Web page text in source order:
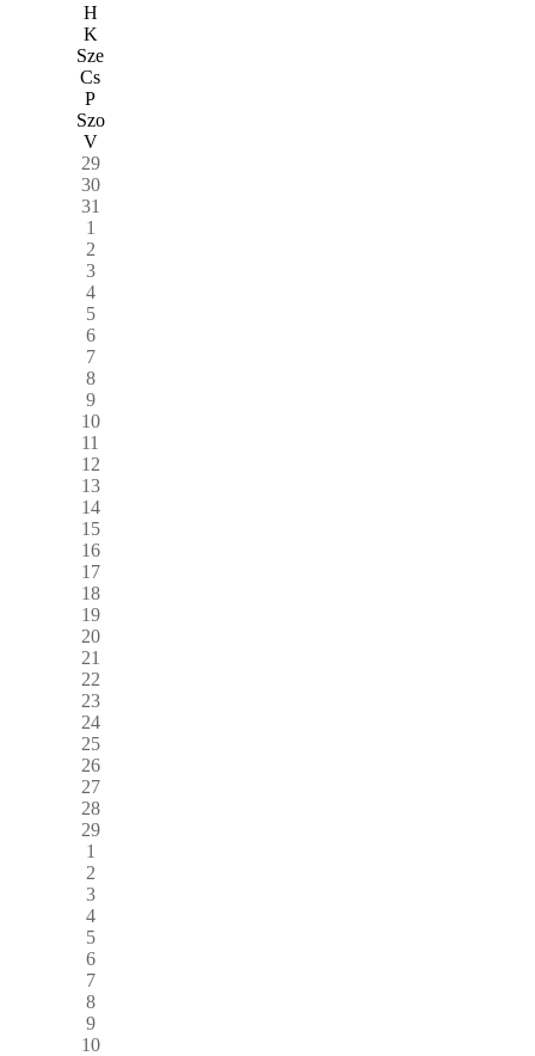
H
K
Sze
Cs
P
Szo
V
29
30
31
1
2
3
4
5
6
7
8
9
10
11
12
13
14
15
16
17
18
19
20
21
22
23
24
25
26
27
28
29
1
2
3
4
5
6
7
8
9
10